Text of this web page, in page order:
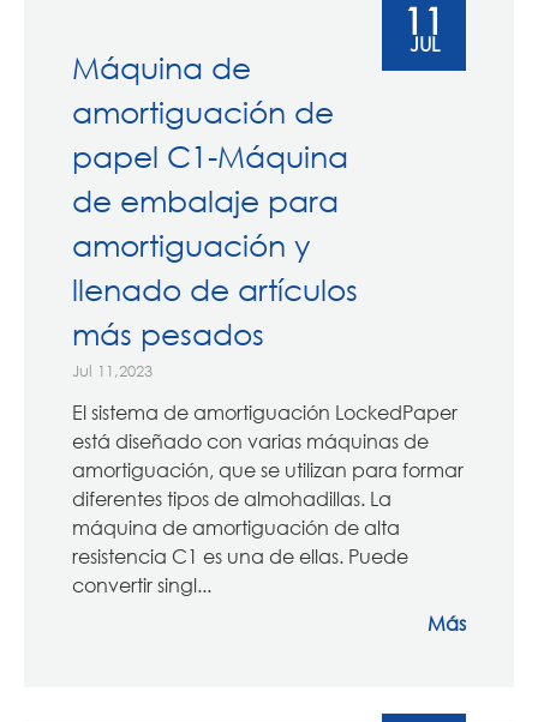
Máquina de
amortiguación de
papel C1-Máquina
de embalaje para
amortiguación y
llenado de artículos
más pesados
Jul 11,2023
El sistema de amortiguación LockedPaper
está diseñado con varias máquinas de
amortiguación, que se utilizan para formar
diferentes tipos de almohadillas. La
máquina de amortiguación de alta
resistencia C1 es una de ellas. Puede
convertir singl...
Más
11
JUL